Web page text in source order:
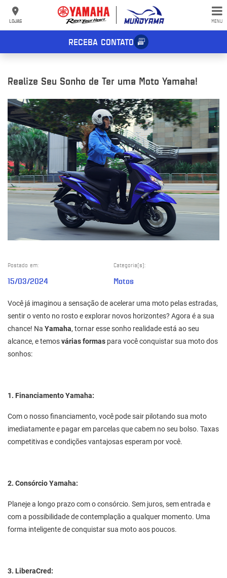
LOJAS MENU
RECEBA CONTATO
Realize Seu Sonho de Ter uma Moto Yamaha!
Categoria(s):
Motos
Postado em:
15/03/2024
Você já imaginou a sensação de acelerar uma moto pelas estradas,
sentir o vento no rosto e explorar novos horizontes? Agora é a sua
chance! Na Yamaha, tornar esse sonho realidade está ao seu
alcance, e temosvárias formas para você conquistar sua moto dos
sonhos:
1. Financiamento Yamaha:
Com o nosso financiamento, você pode sair pilotando sua moto
imediatamente e pagar em parcelas que cabem no seu bolso. Taxas
competitivas e condições vantajosas esperam por você.
2. Consórcio Yamaha:
Planeje a longo prazo com o consórcio. Sem juros, sem entrada e
com a possibilidade de contemplação a qualquer momento. Uma
forma inteligente de conquistar sua moto aos poucos.
3. LiberaCred: